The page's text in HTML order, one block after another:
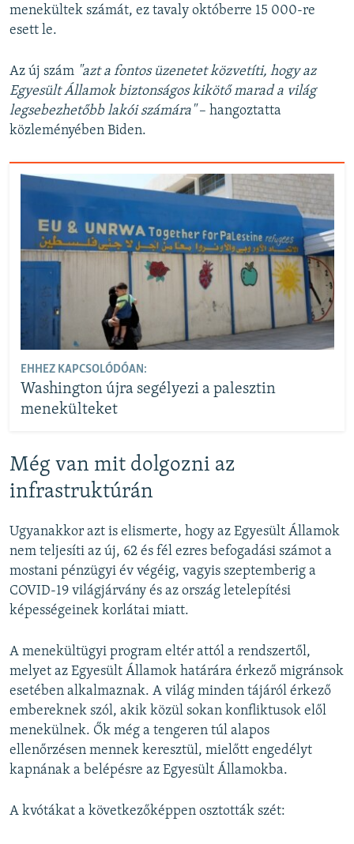
menekültek számát, ez tavaly októberre 15 000-re
esett le.
Az új szám "azt a fontos üzenetet közvetíti, hogy az
Egyesült Államok biztonságos kikötő marad a világ
legsebezhetőbb lakói számára"– hangoztatta
közleményében Biden.
EHHEZ KAPCSOLÓDÓAN:
Washington újra segélyezi a palesztin
menekülteket
Még van mit dolgozni az
infrastruktúrán
Ugyanakkor azt is elismerte, hogy az Egyesült Államok
nem teljesíti az új, 62 és fél ezres befogadási számot a
mostani pénzügyi év végéig, vagyis szeptemberig a
COVID-19 világjárvány és az ország letelepítési
képességeinek korlátai miatt.
A menekültügyi program eltér attól a rendszertől,
melyet az Egyesült Államok határára érkező migránsok
esetében alkalmaznak. A világ minden tájáról érkező
embereknek szól, akik közül sokan konfliktusok elől
menekülnek. Ők még a tengeren túl alapos
ellenőrzésen mennek keresztül, mielőtt engedélyt
kapnának a belépésre az Egyesült Államokba.
A kvótákat a következőképpen osztották szét: